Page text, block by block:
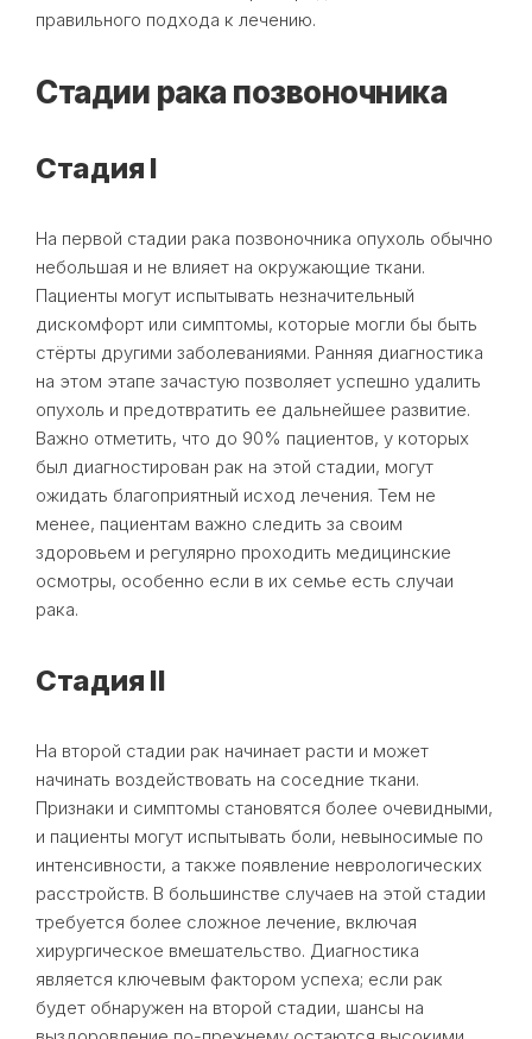
правильного подхода к лечению.
Стадии рака позвоночника
Стадия I
На первой стадии рака позвоночника опухоль обычно
небольшая и не влияет на окружающие ткани.
Пациенты могут испытывать незначительный
дискомфорт или симптомы, которые могли бы быть
стёрты другими заболеваниями. Ранняя диагностика
на этом этапе зачастую позволяет успешно удалить
опухоль и предотвратить ее дальнейшее развитие.
Важно отметить, что до 90% пациентов, у которых
был диагностирован рак на этой стадии, могут
ожидать благоприятный исход лечения. Тем не
менее, пациентам важно следить за своим
здоровьем и регулярно проходить медицинские
осмотры, особенно если в их семье есть случаи
рака.
Стадия II
На второй стадии рак начинает расти и может
начинать воздействовать на соседние ткани.
Признаки и симптомы становятся более очевидными,
и пациенты могут испытывать боли, невыносимые по
интенсивности, а также появление неврологических
расстройств. В большинстве случаев на этой стадии
требуется более сложное лечение, включая
хирургическое вмешательство. Диагностика
является ключевым фактором успеха; если рак
будет обнаружен на второй стадии, шансы на